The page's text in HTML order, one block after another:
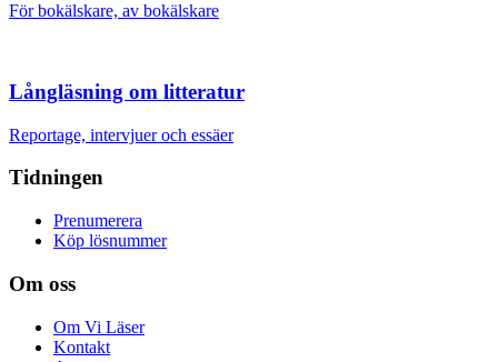
För bokälskare, av bokälskare
Långläsning om litteratur
Reportage, intervjuer och essäer
Tidningen
Prenumerera
Köp lösnummer
Om oss
Om Vi Läser
Kontakt